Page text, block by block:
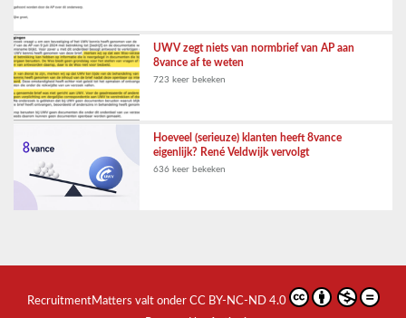
UWV zegt niets van normbrief van AP aan
8vance af te weten
723 keer bekeken
Hoeveel (serieuze) klanten heeft 8vance
eigenlijk? René Veldwijk vervolgt
636 keer bekeken
RecruitmentMatters valt onder CC BY-NC-ND 4.0